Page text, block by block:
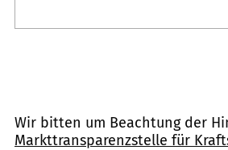
Wir bitten um Beachtung der
Markttransparenzstelle für